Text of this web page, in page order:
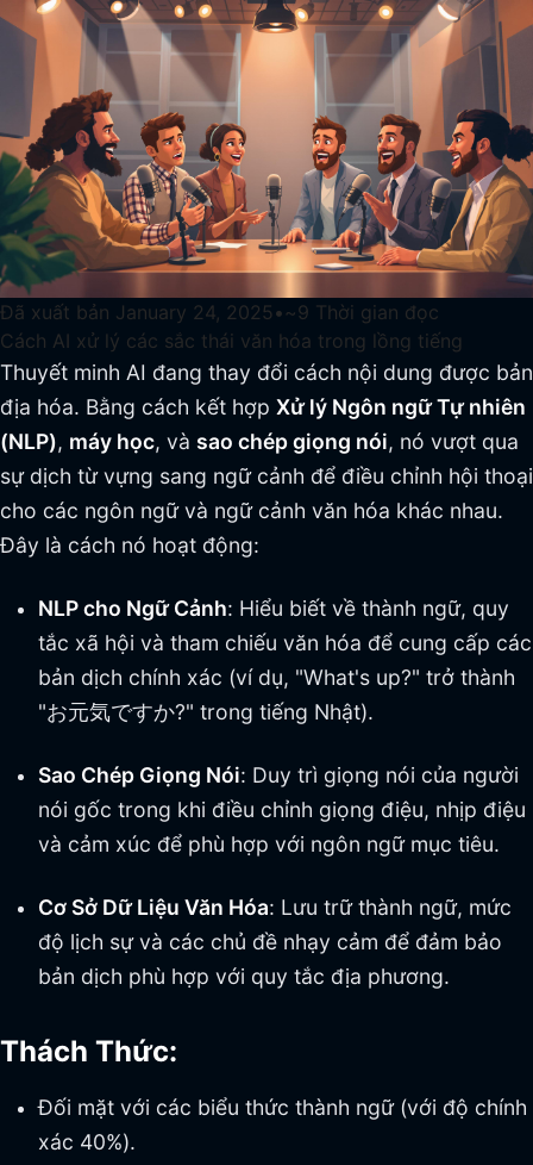
Đã xuất bản January 24, 2025 • ~9 Thời gian đọc
Cách AI xử lý các sắc thái văn hóa trong lồng tiếng
Thuyết minh AI đang thay đổi cách nội dung được bản
địa hóa. Bằng cách kết hợp Xử lý Ngôn ngữ Tự nhiên
(NLP), máy học, và sao chép giọng nói, nó vượt qua
sự dịch từ vựng sang ngữ cảnh để điều chỉnh hội thoại
cho các ngôn ngữ và ngữ cảnh văn hóa khác nhau.
Đây là cách nó hoạt động:
NLP cho Ngữ Cảnh: Hiểu biết về thành ngữ, quy
tắc xã hội và tham chiếu văn hóa để cung cấp các
bản dịch chính xác (ví dụ, "What's up?" trở thành
"お元気ですか?" trong tiếng Nhật).
Sao Chép Giọng Nói: Duy trì giọng nói của người
nói gốc trong khi điều chỉnh giọng điệu, nhịp điệu
và cảm xúc để phù hợp với ngôn ngữ mục tiêu.
Cơ Sở Dữ Liệu Văn Hóa: Lưu trữ thành ngữ, mức
độ lịch sự và các chủ đề nhạy cảm để đảm bảo
bản dịch phù hợp với quy tắc địa phương.
Thách Thức:
Đối mặt với các biểu thức thành ngữ (với độ chính
xác 40%).